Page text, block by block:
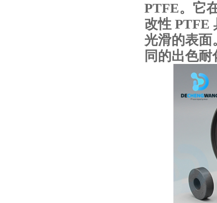
PTFE。它
改性 PTFE
光滑的表面
同的出色